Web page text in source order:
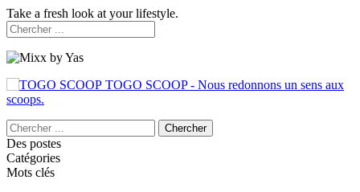
Take a fresh look at your lifestyle.
TOGO SCOOP - Nous redonnons un sens aux
scoops.
Des postes
Catégories
Mots clés